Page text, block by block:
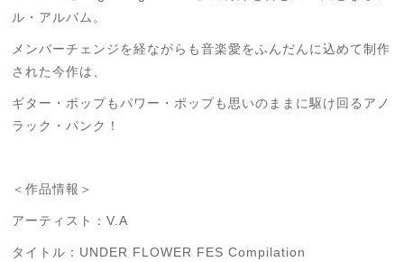
ル・アルバム。
メンバーチェンジを経ながらも音楽愛をふんだんに込めて制作
された今作は、
ギター・ポップもパワー・ポップも思いのままに駆け回るアノ
ラック・パンク！
＜作品情報＞
アーティスト：V.A
タイトル：UNDER FLOWER FES Compilation